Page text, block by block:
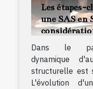
Les étapes-
une SAS en
Dans le
dynamique
structurelle est
L'évolution